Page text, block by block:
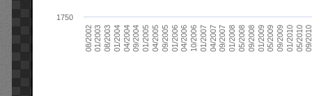
08/200201/200308/200301/200404/200409/200401/200504/200509/200501/200604/200610/200601/200704/200709/200701/200805/200809/200801/200905/200909/200901/201005/201009/
1750